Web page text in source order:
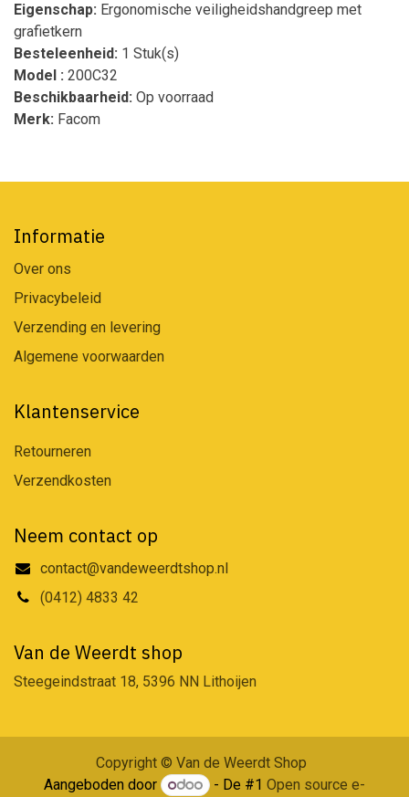
Eigenschap: Ergonomische veiligheidshandgreep met
grafietkern
Besteleenheid: 1 Stuk(s)
Model : 200C32
Beschikbaarheid: Op voorraad
Merk: Facom
Informatie
Over ons
Privacybeleid
Verzending en levering
Algemene voorwaarden
Klantenservice
Retourneren
Verzendkosten
Neem contact op
contact@vandeweerdtshop.nl
(0412) 4833 42
Van de Weerdt shop
Steegeindstraat 18, 5396 NN Lithoijen
Copyright © Van de Weerdt Shop
Aangeboden door
- De #1Open source e-